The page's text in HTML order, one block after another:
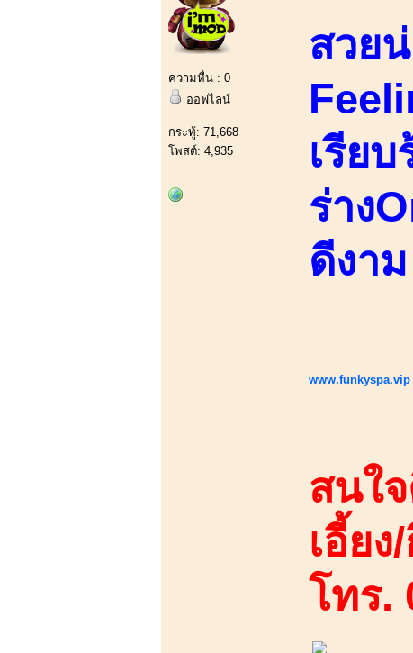
ความหื่น : 0
ออฟไลน์
กระทู้: 71,668
โพสต์: 4,935
สวย
เรีย
ร่าง
ดีงา
www.funkyspa.vip
สนใ
เอี้ย
โทร.